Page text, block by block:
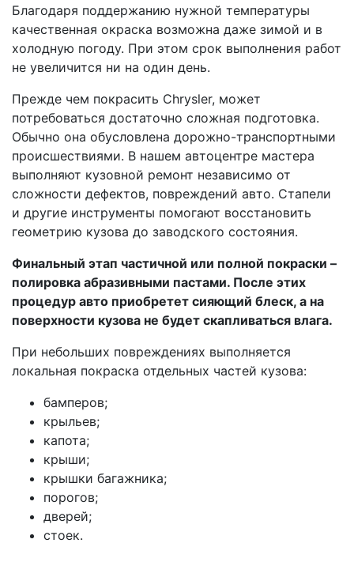
Благодаря поддержанию нужной температуры
качественная окраска возможна даже зимой и в
холодную погоду. При этом срок выполнения работ
не увеличится ни на один день.
Прежде чем покрасить Chrysler, может
потребоваться достаточно сложная подготовка.
Обычно она обусловлена дорожно-транспортными
происшествиями. В нашем автоцентре мастера
выполняют кузовной ремонт независимо от
сложности дефектов, повреждений авто. Стапели
и другие инструменты помогают восстановить
геометрию кузова до заводского состояния.
Финальный этап частичной или полной покраски –
полировка абразивными пастами. После этих
процедур авто приобретет сияющий блеск, а на
поверхности кузова не будет скапливаться влага.
При небольших повреждениях выполняется
локальная покраска отдельных частей кузова:
бамперов;
крыльев;
капота;
крыши;
крышки багажника;
порогов;
дверей;
стоек.